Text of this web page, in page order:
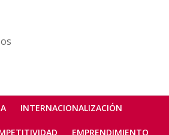
INTERNACIONALIZACIÓN
EMPRENDIMIENTO